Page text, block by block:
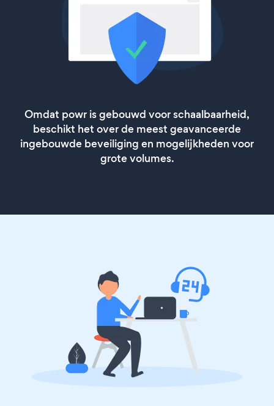
Omdat powr is gebouwd voor schaalbaarheid,
beschikt het over de meest geavanceerde
ingebouwde beveiliging en mogelijkheden voor
grote volumes.